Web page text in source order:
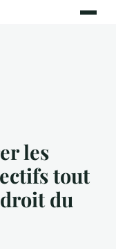
les
tout
du